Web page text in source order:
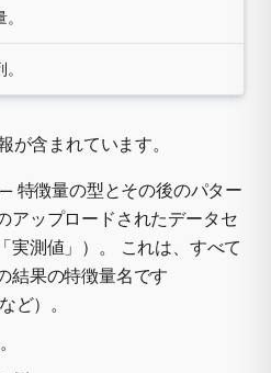
が含まれています。
特徴量の型とその後のパター
アップロードされたデータセ
実測値」）。 これは、すべて
結果の特徴量名です
など）。